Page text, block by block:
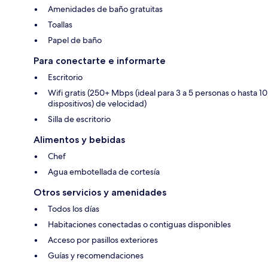
Amenidades de baño gratuitas
Toallas
Papel de baño
Para conectarte e informarte
Escritorio
Wifi gratis (250+ Mbps (ideal para 3 a 5 personas o hasta 10
dispositivos) de velocidad)
Silla de escritorio
Alimentos y bebidas
Chef
Agua embotellada de cortesía
Otros servicios y amenidades
Todos los días
Habitaciones conectadas o contiguas disponibles
Acceso por pasillos exteriores
Guías y recomendaciones